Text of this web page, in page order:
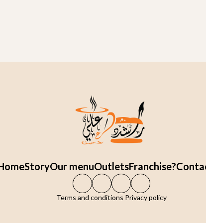
StoryOur menuOutletsFranchise?
Terms and conditions Privacy policy